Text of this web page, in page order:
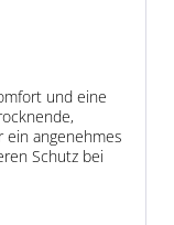
und eine
angenehmes
Schutz bei